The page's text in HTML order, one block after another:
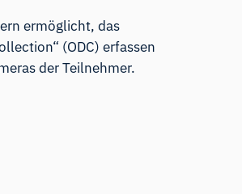
ermöglicht, das
(ODC) erfassen
der Teilnehmer.